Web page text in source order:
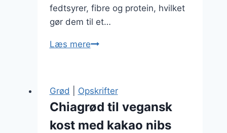
fedtsyrer, fibre og protein, hvilket
gør dem til et…
Læs mereChiagrød
honning
Grød Opskrifter
Chiagrød til vegansk
kost med kakao nibs